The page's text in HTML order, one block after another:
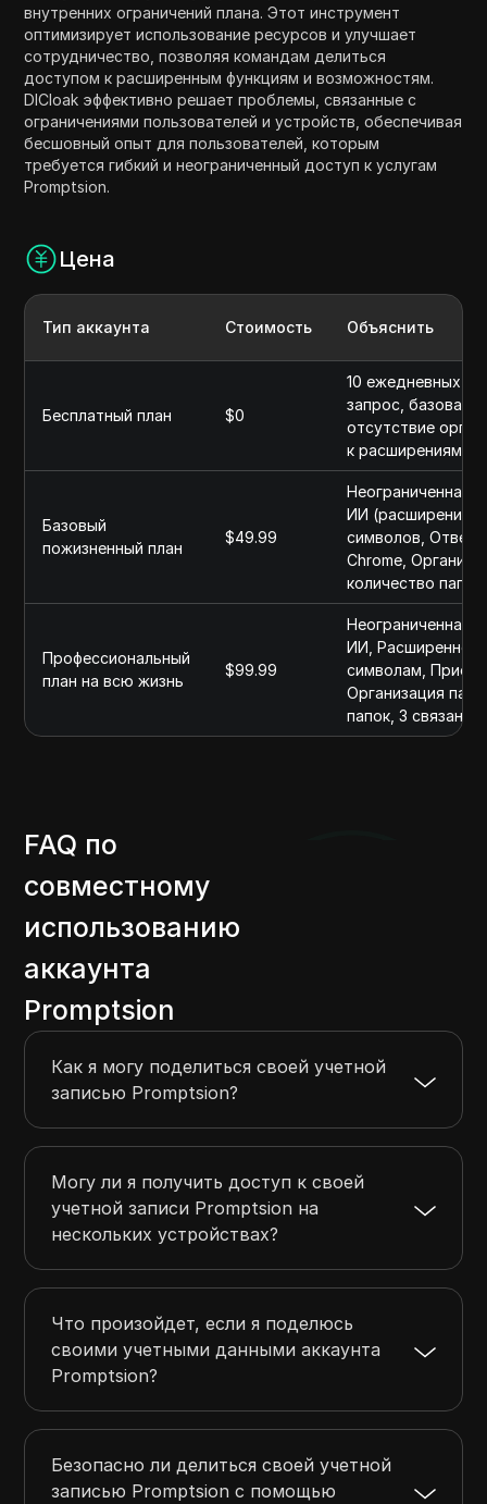
внутренних ограничений плана. Этот инструмент
оптимизирует использование ресурсов и улучшает
сотрудничество, позволяя командам делиться
доступом к расширенным функциям и возможностям.
DICloak эффективно решает проблемы, связанные с
ограничениями пользователей и устройств, обеспечивая
бесшовный опыт для пользователей, которым
требуется гибкий и неограниченный доступ к услугам
Promptsion.
Цена
Тип аккаунта Стоимость Объяснить
Бесплатный план $0
10 ежедневных
запрос, базовая
отсутствие
к расширениям.
Базовый
пожизненный план
$49.99
Неограниченная
ИИ (расширение),
символов,
Chrome,
количество
Профессиональный
план на всю жизнь
$99.99
Неограниченная
ИИ, Расширенное
символам,
Организация
папок, 3
FAQ по
совместному
использованию
аккаунта
Promptsion
Как я могу поделиться своей учетной
записью Promptsion?
Могу ли я получить доступ к своей
учетной записи Promptsion на
нескольких устройствах?
Что произойдет, если я поделюсь
своими учетными данными аккаунта
Promptsion?
Безопасно ли делиться своей учетной
записью Promptsion с помощью